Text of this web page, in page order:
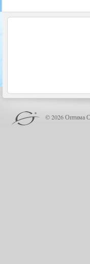
© 2026 Оптима